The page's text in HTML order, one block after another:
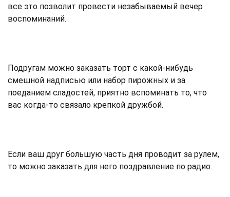
все это позволит провести незабываемый вечер
воспоминаний.
Подругам можно заказать торт с какой-нибудь
смешной надписью или набор пирожных и за
поеданием сладостей, приятно вспоминать то, что
вас когда-то связало крепкой дружбой.
Если ваш друг большую часть дня проводит за рулем,
то можно заказать для него поздравление по радио.